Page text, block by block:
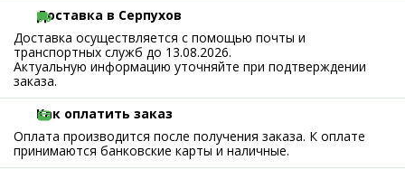
Доставка в Серпухов
Доставка осуществляется с помощью почты и
транспортных служб до 13.08.2026.
Актуальную информацию уточняйте при подтверждении
заказа.
Как оплатить заказ
Оплата производится после получения заказа. К оплате
принимаются банковские карты и наличные.